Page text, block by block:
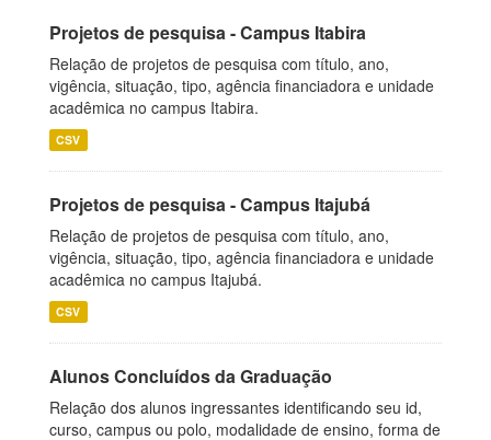
Projetos de pesquisa - Campus Itabira
Relação de projetos de pesquisa com título, ano,
vigência, situação, tipo, agência financiadora e unidade
acadêmica no campus Itabira.
CSV
Projetos de pesquisa - Campus Itajubá
Relação de projetos de pesquisa com título, ano,
vigência, situação, tipo, agência financiadora e unidade
acadêmica no campus Itajubá.
CSV
Alunos Concluídos da Graduação
Relação dos alunos ingressantes identificando seu id,
curso, campus ou polo, modalidade de ensino, forma de